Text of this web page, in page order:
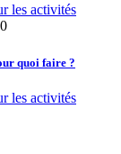
les activités
quoi faire ?
les activités